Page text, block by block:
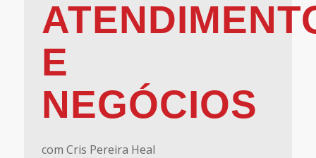
E
NEGÓCIOS
com Cris Pereira Heal